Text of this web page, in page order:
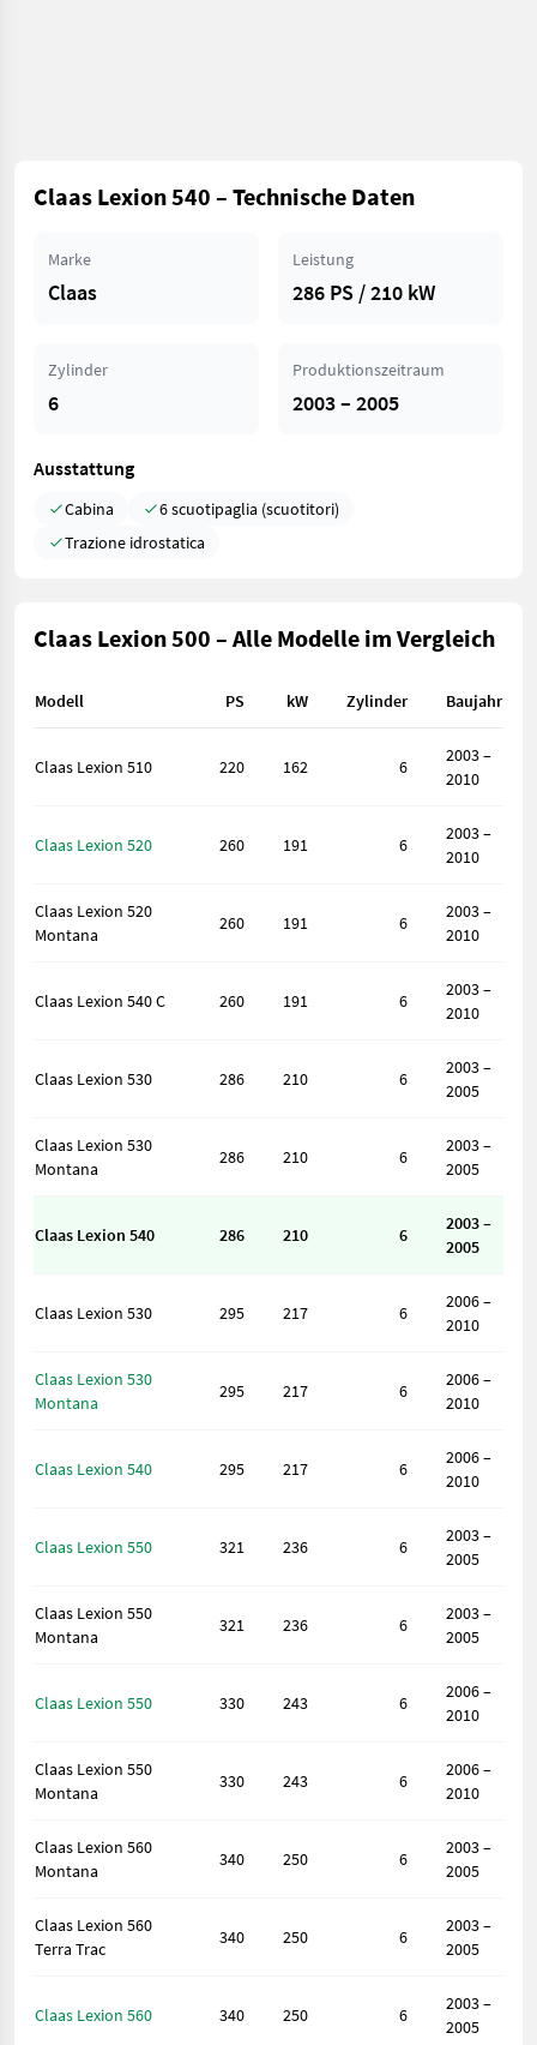
Claas Lexion 540 – Technische Daten
Marke
Claas
Leistung
286 PS / 210 kW
Zylinder
6
Produktionszeitraum
2003 – 2005
Ausstattung
Cabina
6 scuotipaglia (scuotitori)
Trazione idrostatica
Claas Lexion 500 – Alle Modelle im Vergleich
Modell PS kW Zylinder Baujahr
Claas Lexion 510 220 162 6
2003 –
2010
Claas Lexion 520 260 191 6
2003 –
2010
Claas Lexion 520
Montana
260 191 6
2003 –
2010
Claas Lexion 540 C 260 191 6
2003 –
2010
Claas Lexion 530 286 210 6
2003 –
2005
Claas Lexion 530
Montana
286 210 6
2003 –
2005
Claas Lexion 540 286 210 6
2003 –
2005
Claas Lexion 530 295 217 6
2006 –
2010
Claas Lexion 530
Montana
295 217 6
2006 –
2010
Claas Lexion 540 295 217 6
2006 –
2010
Claas Lexion 550 321 236 6
2003 –
2005
Claas Lexion 550
Montana
321 236 6
2003 –
2005
Claas Lexion 550 330 243 6
2006 –
2010
Claas Lexion 550
Montana
330 243 6
2006 –
2010
Claas Lexion 560
Montana
340 250 6
2003 –
2005
Claas Lexion 560
Terra Trac
340 250 6
2003 –
2005
Claas Lexion 560 340 250 6
2003 –
2005